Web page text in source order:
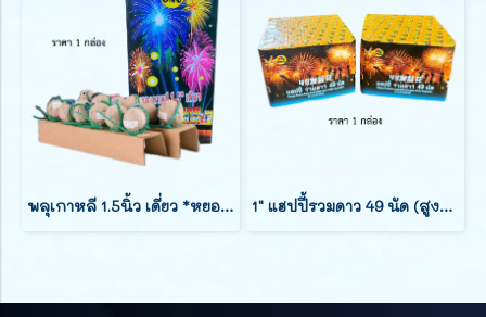
พลุเกาหลี 1.5นิ้ว เดี่ยว *หยอดทีละลูก* 1" แฮปปี้รวมดาว 49 นัด (สูง7นิ้ว)